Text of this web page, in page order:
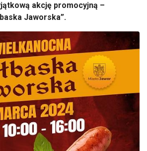
akcję promocyjną –
Jaworska”.